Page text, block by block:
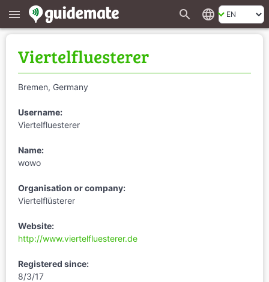
menu search language
Viertelfluesterer
Bremen, Germany
Username:
Viertelfluesterer
Name:
wowo
Organisation or company:
Viertelflüsterer
Website:
http://www.viertelfluesterer.de
Registered since:
8/3/17